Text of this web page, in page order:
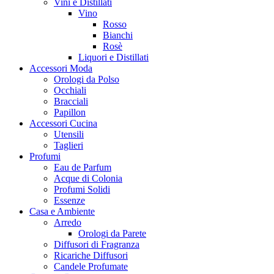
Vini e Distillati
Vino
Rosso
Bianchi
Rosè
Liquori e Distillati
Accessori Moda
Orologi da Polso
Occhiali
Bracciali
Papillon
Accessori Cucina
Utensili
Taglieri
Profumi
Eau de Parfum
Acque di Colonia
Profumi Solidi
Essenze
Casa e Ambiente
Arredo
Orologi da Parete
Diffusori di Fragranza
Ricariche Diffusori
Candele Profumate